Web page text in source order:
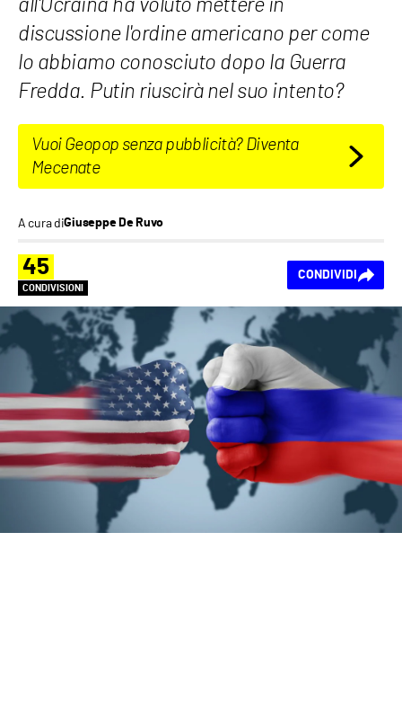
all'Ucraina ha voluto mettere in
discussione l'ordine americano per come
lo abbiamo conosciuto dopo la Guerra
Fredda. Putin riuscirà nel suo intento?
Vuoi Geopop senza pubblicità? Diventa
Mecenate
A cura diGiuseppe De Ruvo
45
CONDIVISIONI
CONDIVIDI